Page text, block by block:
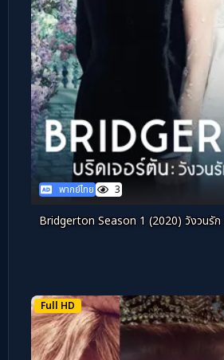
พากย์ไทย 3
Bridgerton Season 1 (2020) วังวนรัก
Full HD